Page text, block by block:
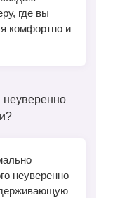
где вы
комфортно и
неуверенно
неуверенно